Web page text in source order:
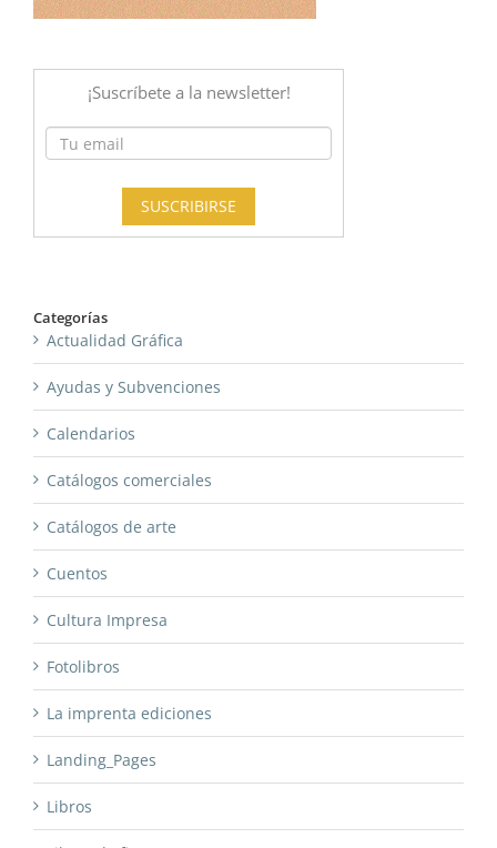
Categorías
Actualidad Gráfica
Ayudas y Subvenciones
Calendarios
Catálogos comerciales
Catálogos de arte
Cuentos
Cultura Impresa
Fotolibros
La imprenta ediciones
Landing_Pages
Libros